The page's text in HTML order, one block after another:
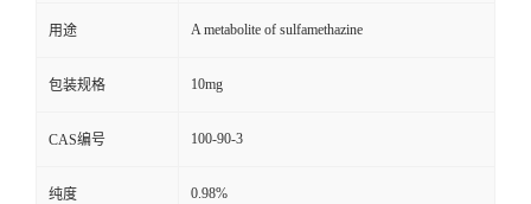
用途 A metabolite of sulfamethazine
包装规格 10mg
CAS编号 100-90-3
纯度 0.98%